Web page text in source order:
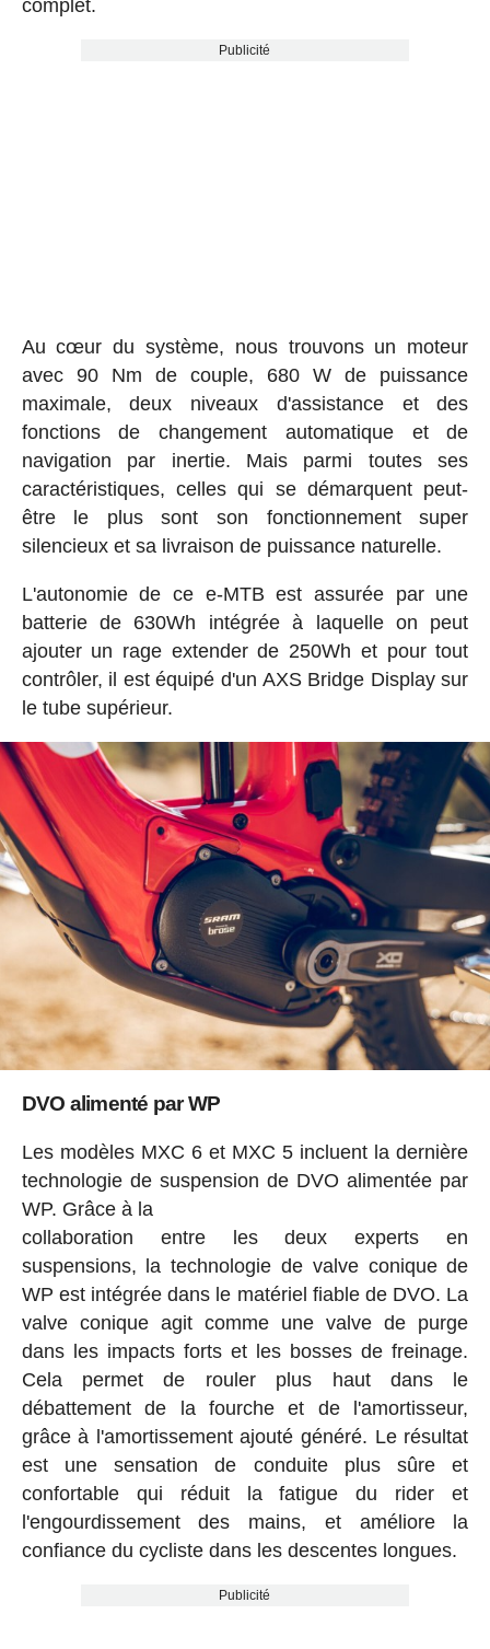
complet.
Publicité
Au cœur du système, nous trouvons un moteur
avec 90 Nm de couple, 680 W de puissance
maximale, deux niveaux d'assistance et des
fonctions de changement automatique et de
navigation par inertie. Mais parmi toutes ses
caractéristiques, celles qui se démarquent peut-
être le plus sont son fonctionnement super
silencieux et sa livraison de puissance naturelle.
L'autonomie de ce e-MTB est assurée par une
batterie de 630Wh intégrée à laquelle on peut
ajouter un rage extender de 250Wh et pour tout
contrôler, il est équipé d'un AXS Bridge Display sur
le tube supérieur.
DVO alimenté par WP
Les modèles MXC 6 et MXC 5 incluent la dernière
technologie de suspension de DVO alimentée par
WP. Grâce à la
collaboration entre les deux experts en
suspensions, la technologie de valve conique de
WP est intégrée dans le matériel fiable de DVO. La
valve conique agit comme une valve de purge
dans les impacts forts et les bosses de freinage.
Cela permet de rouler plus haut dans le
débattement de la fourche et de l'amortisseur,
grâce à l'amortissement ajouté généré. Le résultat
est une sensation de conduite plus sûre et
confortable qui réduit la fatigue du rider et
l'engourdissement des mains, et améliore la
confiance du cycliste dans les descentes longues.
Publicité